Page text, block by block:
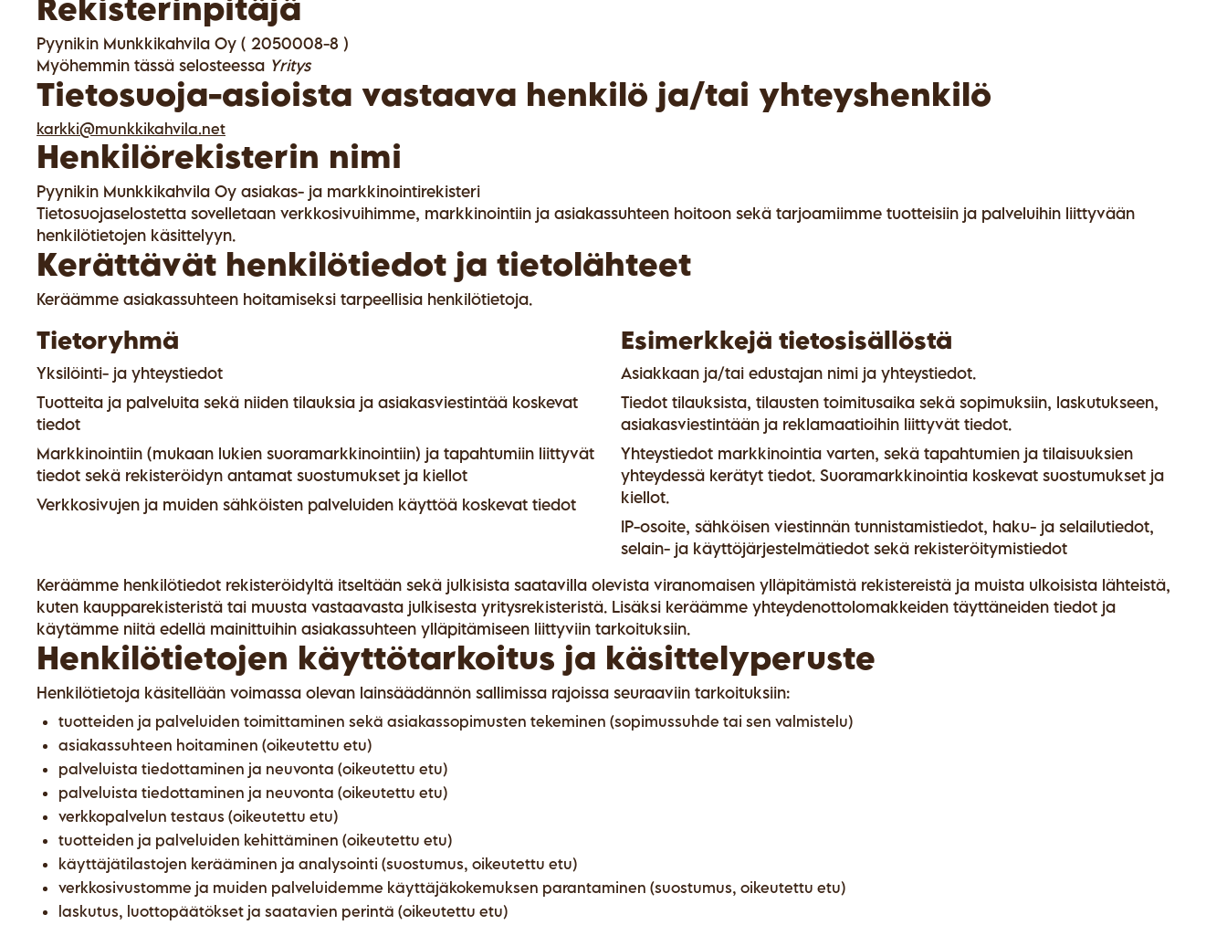
Pyynikin Munkkikahvila Oy ( 2050008-8 )
Myöhemmin tässä selosteessa Yritys
Tietosuoja-asioista vastaava henkilö ja/tai yhteyshenkilö
karkki@munkkikahvila.net
Henkilörekisterin nimi
Pyynikin Munkkikahvila Oy asiakas- ja markkinointirekisteri
Tietosuojaselostetta sovelletaan verkkosivuihimme, markkinointiin ja asiakassuhteen hoitoon sekä tarjoamiimme tuotteisiin ja palveluihin liittyvään
henkilötietojen käsittelyyn.
Kerättävät henkilötiedot ja tietolähteet
Keräämme asiakassuhteen hoitamiseksi tarpeellisia henkilötietoja.
Tietoryhmä
Yksilöinti- ja yhteystiedot
Tuotteita ja palveluita sekä niiden tilauksia ja asiakasviestintää koskevat
tiedot
Markkinointiin (mukaan lukien suoramarkkinointiin) ja tapahtumiin liittyvät
tiedot sekä rekisteröidyn antamat suostumukset ja kiellot
Verkkosivujen ja muiden sähköisten palveluiden käyttöä koskevat tiedot
Esimerkkejä tietosisällöstä
Asiakkaan ja/tai edustajan nimi ja yhteystiedot.
Tiedot tilauksista, tilausten toimitusaika sekä sopimuksiin, laskutukseen,
asiakasviestintään ja reklamaatioihin liittyvät tiedot.
Yhteystiedot markkinointia varten, sekä tapahtumien ja tilaisuuksien
yhteydessä kerätyt tiedot. Suoramarkkinointia koskevat suostumukset ja
kiellot.
IP-osoite, sähköisen viestinnän tunnistamistiedot, haku- ja selailutiedot,
selain- ja käyttöjärjestelmätiedot sekä rekisteröitymistiedot
Keräämme henkilötiedot rekisteröidyltä itseltään sekä julkisista saatavilla olevista viranomaisen ylläpitämistä rekistereistä ja muista ulkoisista lähteistä,
kuten kaupparekisteristä tai muusta vastaavasta julkisesta yritysrekisteristä. Lisäksi keräämme yhteydenottolomakkeiden täyttäneiden tiedot ja
käytämme niitä edellä mainittuihin asiakassuhteen ylläpitämiseen liittyviin tarkoituksiin.
Henkilötietojen käyttötarkoitus ja käsittelyperuste
Henkilötietoja käsitellään voimassa olevan lainsäädännön sallimissa rajoissa seuraaviin tarkoituksiin:
tuotteiden ja palveluiden toimittaminen sekä asiakassopimusten tekeminen (sopimussuhde tai sen valmistelu)
asiakassuhteen hoitaminen (oikeutettu etu)
palveluista tiedottaminen ja neuvonta (oikeutettu etu)
palveluista tiedottaminen ja neuvonta (oikeutettu etu)
verkkopalvelun testaus (oikeutettu etu)
tuotteiden ja palveluiden kehittäminen (oikeutettu etu)
käyttäjätilastojen kerääminen ja analysointi (suostumus, oikeutettu etu)
verkkosivustomme ja muiden palveluidemme käyttäjäkokemuksen parantaminen (suostumus, oikeutettu etu)
laskutus, luottopäätökset ja saatavien perintä (oikeutettu etu)